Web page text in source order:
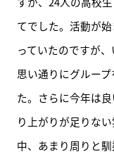
てでした。活動が
っていたのですが
思い通りにグルー
た。さらに今年は
り上がりが足りな
中、あまり周りと